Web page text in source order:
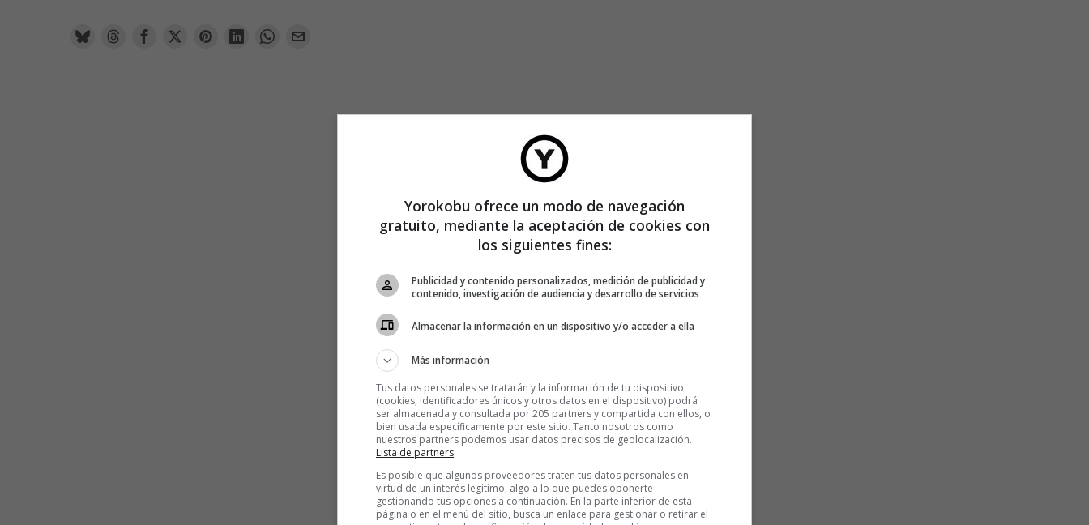
Yorokobu ofrece un modo de navegación
gratuito, mediante la aceptación de cookies con
los siguientes fines:
Publicidad y contenido personalizados, medición de publicidad y
contenido, investigación de audiencia y desarrollo de servicios
Almacenar la información en un dispositivo y/o acceder a ella
Más información
Tus datos personales se tratarán y la información de tu dispositivo
(cookies, identificadores únicos y otros datos en el dispositivo) podrá
ser almacenada y consultada por 205 partners y compartida con ellos, o
bien usada específicamente por este sitio. Tanto nosotros como
nuestros partners podemos usar datos precisos de geolocalización.
Lista de partners.
Es posible que algunos proveedores traten tus datos personales en
virtud de un interés legítimo, algo a lo que puedes oponerte
gestionando tus opciones a continuación. En la parte inferior de esta
página o en el menú del sitio, busca un enlace para gestionar o retirar el